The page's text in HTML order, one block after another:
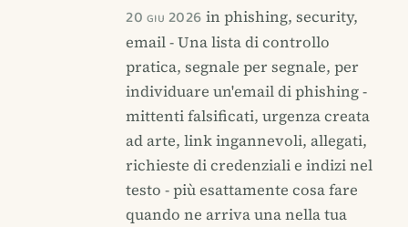
20 giu 2026 in phishing, security,
email - Una lista di controllo
pratica, segnale per segnale, per
individuare un'email di phishing -
mittenti falsificati, urgenza creata
ad arte, link ingannevoli, allegati,
richieste di credenziali e indizi nel
testo - più esattamente cosa fare
quando ne arriva una nella tua